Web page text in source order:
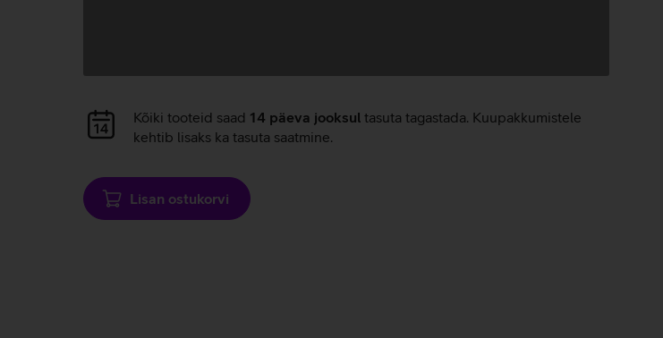
Andmete
laadimine
Kõiki tooteid saad 14 päeva jooksul tasuta tagastada. Kuupakkumistele
kehtib lisaks ka tasuta saatmine.
Lisan ostukorvi